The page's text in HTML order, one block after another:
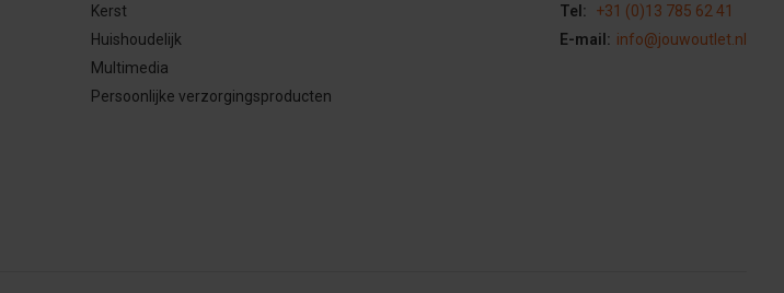
Kerst
Huishoudelijk
Multimedia
Persoonlijke verzorgingsproducten
Tel:
+31 (0)13 785 62 41
E-mail: info@jouwoutlet.nl